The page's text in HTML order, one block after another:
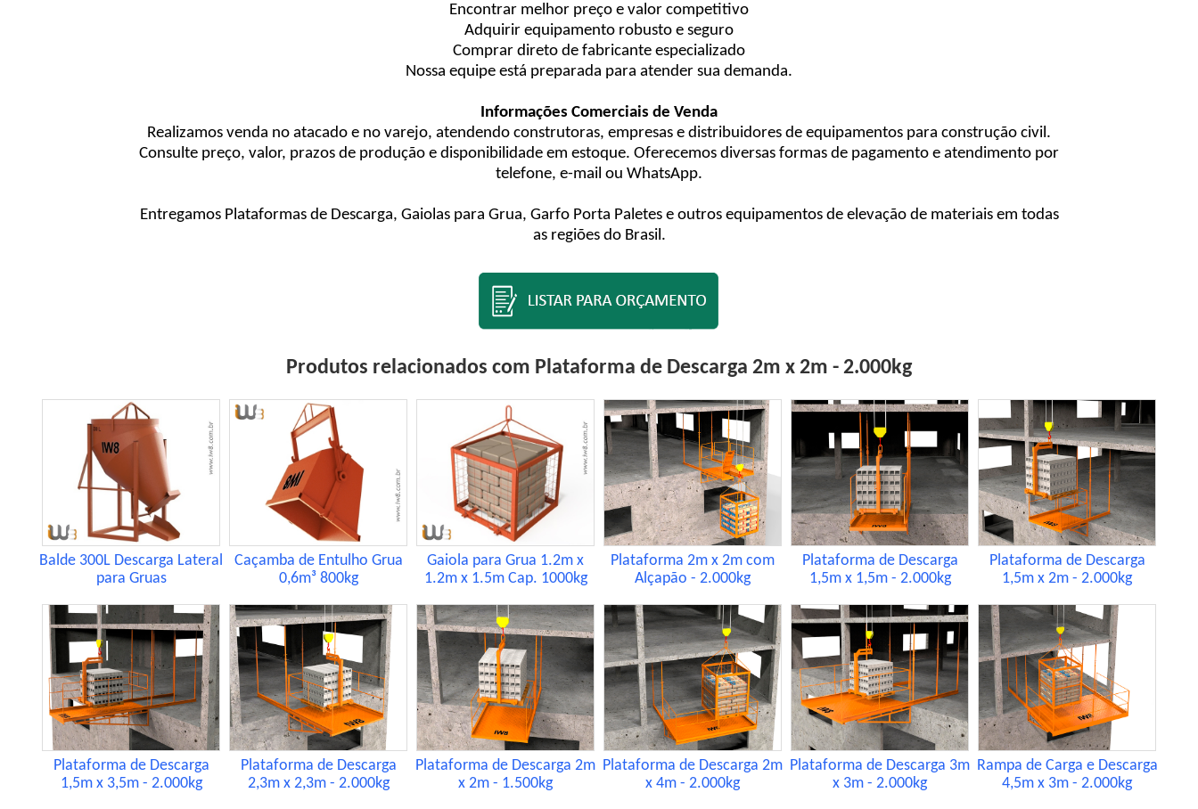
Encontrar melhor preço e valor competitivo
Adquirir equipamento robusto e seguro
Comprar direto de fabricante especializado
Nossa equipe está preparada para atender sua demanda.
Informações Comerciais de Venda
Realizamos venda no atacado e no varejo, atendendo construtoras, empresas e distribuidores de equipamentos para construção civil.
Consulte preço, valor, prazos de produção e disponibilidade em estoque. Oferecemos diversas formas de pagamento e atendimento por
telefone, e-mail ou WhatsApp.
Entregamos Plataformas de Descarga, Gaiolas para Grua, Garfo Porta Paletes e outros equipamentos de elevação de materiais em todas
as regiões do Brasil.
Produtos relacionados com Plataforma de Descarga 2m x 2m - 2.000kg
Balde 300L Descarga Lateral
para Gruas
Caçamba de Entulho Grua
0,6m³ 800kg
Gaiola para Grua 1.2m x
1.2m x 1.5m Cap. 1000kg
Plataforma 2m x 2m com
Alçapão - 2.000kg
Plataforma de Descarga
1,5m x 1,5m - 2.000kg
Plataforma de Descarga
1,5m x 2m - 2.000kg
Plataforma de Descarga
1,5m x 3,5m - 2.000kg
Plataforma de Descarga
2,3m x 2,3m - 2.000kg
Plataforma de Descarga 2m
x 2m - 1.500kg
Plataforma de Descarga 2m
x 4m - 2.000kg
Plataforma de Descarga 3m
x 3m - 2.000kg
Rampa de Carga e Descarga
4,5m x 3m - 2.000kg